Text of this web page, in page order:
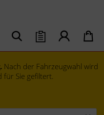
Nach der Fahrzeugwahl wird
für Sie gefiltert.